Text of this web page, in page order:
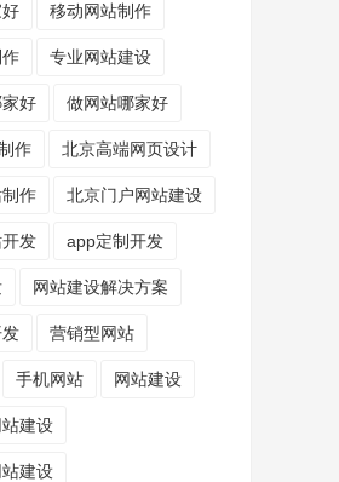
移动网站制作
专业网站建设
好 做网站哪家好
作 北京高端网页设计
作 北京门户网站建设
发 app定制开发
网站建设解决方案
营销型网站
手机网站 网站建设
建设
建设